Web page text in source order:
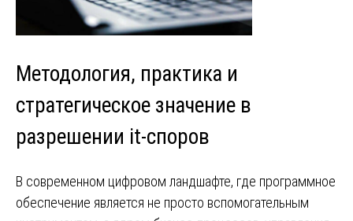
Методология, практика и
стратегическое значение в
разрешении it-споров
В современном цифровом ландшафте, где программное
обеспечение является не просто вспомогательным